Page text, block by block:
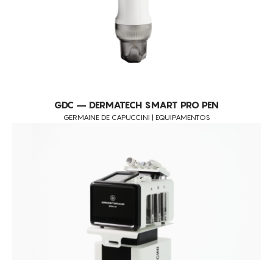
GDC – DERMATECH SMART PRO PEN
GERMAINE DE CAPUCCINI | EQUIPAMENTOS